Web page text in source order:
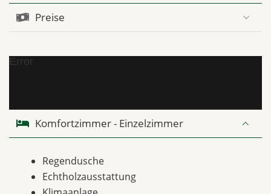
Preise
Error
Komfortzimmer - Einzelzimmer
Regendusche
Echtholzausstattung